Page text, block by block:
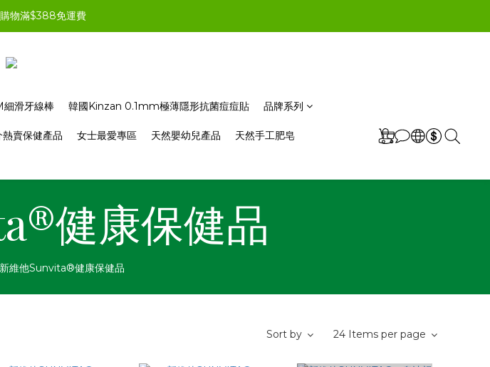
物滿$388免運費
細滑牙線棒 韓國Kinzan 0.1mm極薄隱形抗菌痘痘貼 品牌系列
熱賣保健產品 女士最愛專區 天然嬰幼兒產品 天然手工肥皂
健康保健品
新維他Sunvita®健康保健品
Sort by 24 Items per page